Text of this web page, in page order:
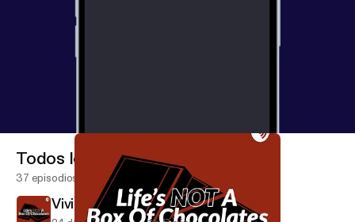
Todos los episodios
37 episodios
Vivienne Dahms world traveler